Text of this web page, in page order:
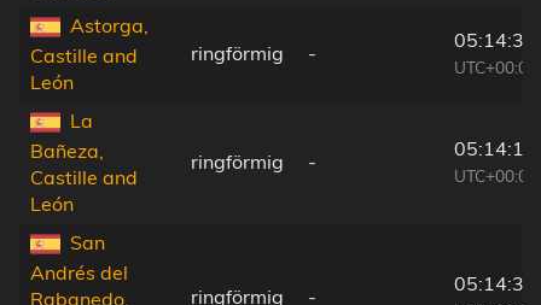
Astorga,
Castille and
León
ringförmig -
05:14:33
UTC+00:00
La
Bañeza,
Castille and
León
ringförmig -
05:14:19
UTC+00:00
San
Andrés del
Rabanedo,
ringförmig -
05:14:33